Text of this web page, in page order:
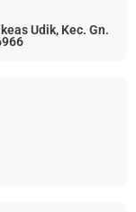
Udik, Kec. Gn.